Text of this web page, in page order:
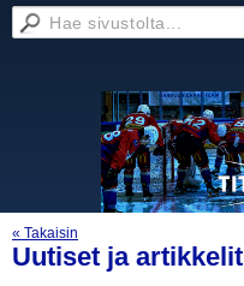
« Takaisin
Uutiset ja artikkelit